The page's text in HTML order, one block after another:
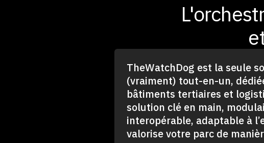
TheWatchDog est la seule
(vraiment) tout-en-un,
bâtiments tertiaires et
solution clé en main,
interopérable, adaptable à
valorise votre parc de